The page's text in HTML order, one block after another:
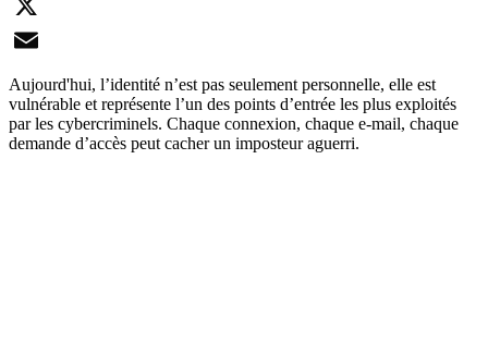
LinkedIn
X
Email
Aujourd'hui, l’identité n’est pas seulement personnelle, elle est
vulnérable et représente l’un des points d’entrée les plus exploités
par les cybercriminels. Chaque connexion, chaque e-mail, chaque
demande d’accès peut cacher un imposteur aguerri.